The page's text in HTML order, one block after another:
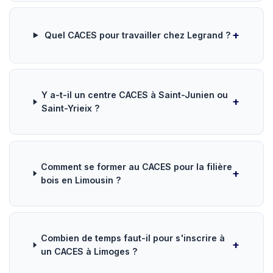
Quel CACES pour travailler chez Legrand ?
Y a-t-il un centre CACES à Saint-Junien ou
Saint-Yrieix ?
Comment se former au CACES pour la filière
bois en Limousin ?
Combien de temps faut-il pour s'inscrire à
un CACES à Limoges ?